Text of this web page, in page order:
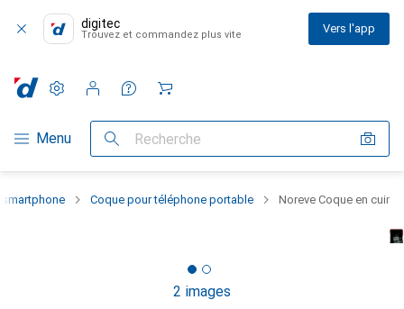
digitec
Trouvez et commandez plus vite Vers l'app
Navigation par catégorie
Menu Recherche
Paramètres
Compte client
Listes de comparaison
Listes d'envies
Panier
Coque pour téléphone portable Noreve Coque en cuir
2 images